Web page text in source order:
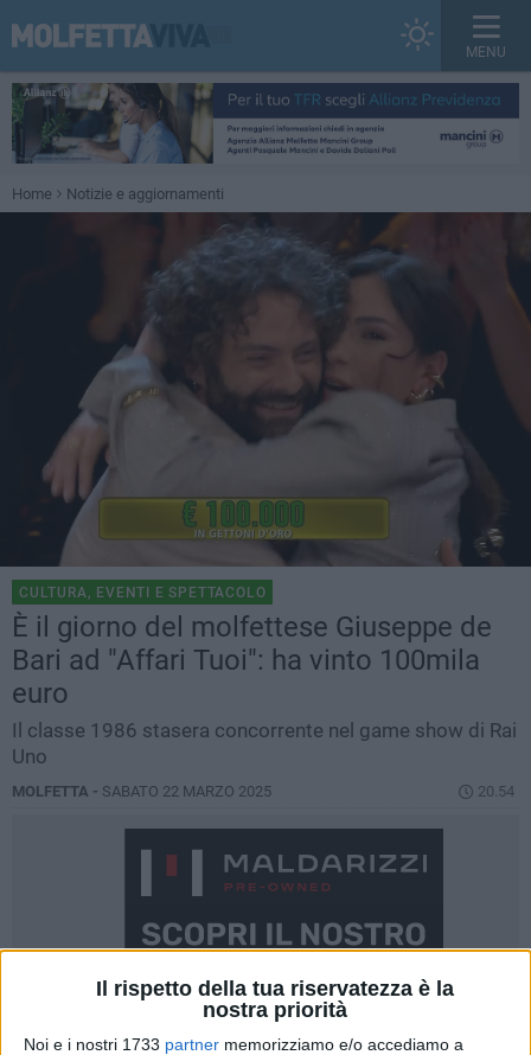
Il rispetto della tua riservatezza è la
nostra priorità
Noi e i nostri 1733 partner memorizziamo e/o accediamo a
MENU
Home Notizie e aggiornamenti
CULTURA, EVENTI E SPETTACOLO
È il giorno del molfettese Giuseppe de
Bari ad "Affari Tuoi": ha vinto 100mila
euro
Il classe 1986 stasera concorrente nel game show di Rai
Uno
MOLFETTA - SABATO 22 MARZO 2025 20.54